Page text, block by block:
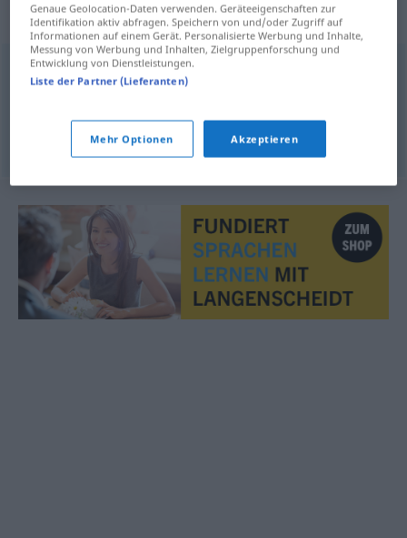
Synonyme für "sfatygowany"
nadwątlony,podniszczony
© LibreOffice
Genaue Geolocation-Daten verwenden. Geräteeigenschaften zur
Identifikation aktiv abfragen. Speichern von und/oder Zugriff auf
Informationen auf einem Gerät. Personalisierte Werbung und Inhalte,
Messung von Werbung und Inhalten, Zielgruppenforschung und
Entwicklung von Dienstleistungen.
Liste der Partner (Lieferanten)
Mehr Optionen Akzeptieren